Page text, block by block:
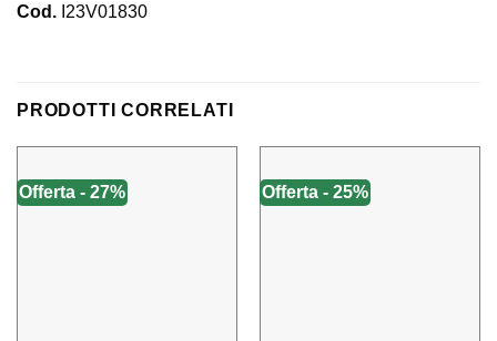
Cod. I23V01830
PRODOTTI CORRELATI
Offerta - 27% Offerta - 25%